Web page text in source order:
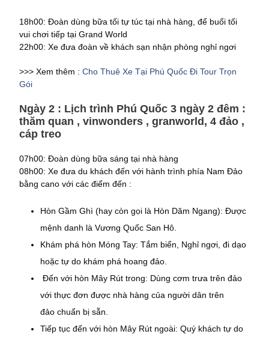
18h00: Đoàn dùng bữa tối tự túc tại nhà hàng, để buổi tối
vui chơi tiếp tại Grand World
22h00: Xe đưa đoàn về khách sạn nhận phòng nghỉ ngơi
>>> Xem thêm : Cho Thuê Xe Tại Phú Quốc Đi Tour Trọn
Gói
Ngày 2 : Lịch trình Phú Quốc 3 ngày 2 đêm :
thăm quan , vinwonders , granworld, 4 đảo ,
cáp treo
07h00: Đoàn dùng bữa sáng tại nhà hàng
08h00: Xe đưa du khách đến với hành trình phía Nam Đảo
bằng cano với các điểm đến :
Hòn Gầm Ghì (hay còn gọi là Hòn Dăm Ngang): Được
mệnh danh là Vương Quốc San Hô.
Khám phá hòn Móng Tay: Tắm biển, Nghỉ ngơi, đi dạo
hoặc tự do khám phá hoang đảo.
Đến với hòn Mây Rút trong: Dùng cơm trưa trên đảo
với thực đơn được nhà hàng của người dân trên
đảo chuẩn bị sẵn.
Tiếp tục đến với hòn Mây Rút ngoài: Quý khách tự do